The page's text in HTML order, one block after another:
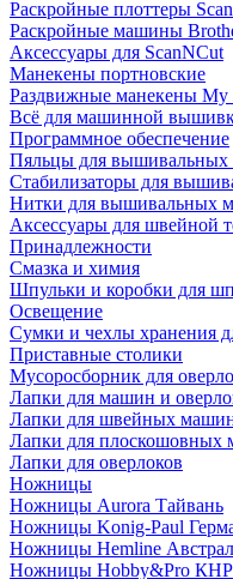
Раскройные плоттеры
Раскройные машины
Аксессуары для ScanNCut
Манекены портновские
Раздвижные манекены My
Всё для машинной
Программное обеспечение
Пяльцы для
Стабилизаторы для
Нитки для вышивальных
Аксессуары для швейной
Принадлежности
Смазка и химия
Шпульки и коробки для
Освещение
Сумки и чехлы хранения
Приставные столики
Мусоросборник для
Лапки для машин и
Лапки для швейных
Лапки для плоскошовных
Лапки для оверлоков
Ножницы
Ножницы Aurora Тайвань
Ножницы Konig-Paul
Ножницы Hemline
Ножницы Hobby&Pro КНР